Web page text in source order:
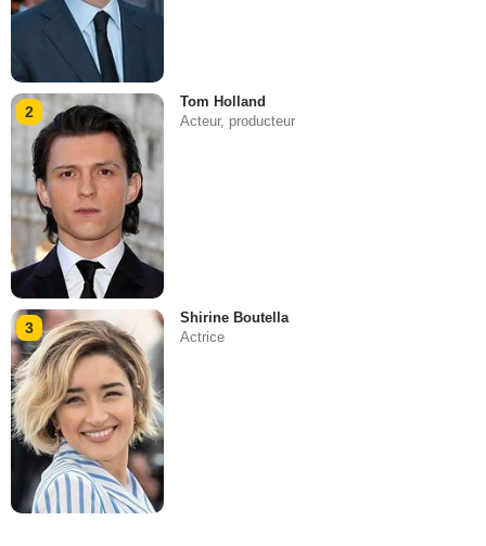
2
Tom Holland
Acteur, producteur
3
Shirine Boutella
Actrice